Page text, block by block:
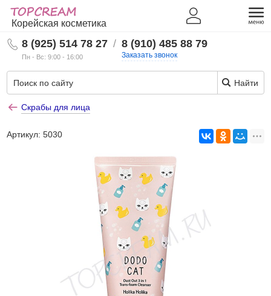
Корейская косметика
8 (925) 514 78 27
Пн - Вс: 9:00 - 16:00
/ 8 (910) 485 88 79
Заказать звонок
Найти
Скрабы для лица
Артикул:5030